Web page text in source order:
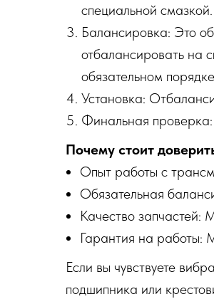
специальной смазкой.
Балансировка: Это
отбалансировать на
обязательном
Установка:
Финальная проверка:
Почему стоит
Опыт работы с
Обязательная
Качество запчастей:
Гарантия на работы:
Если вы чувствуете
подшипника или